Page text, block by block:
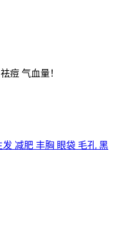
痘 气血量！
减肥 丰胸 眼袋 毛孔 黑